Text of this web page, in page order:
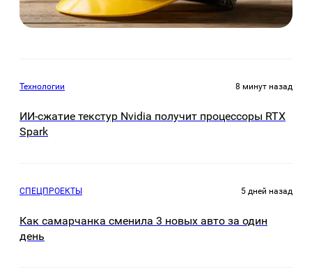
Технологии 8 минут назад
ИИ-сжатие текстур Nvidia получит процессоры RTX
Spark
СПЕЦПРОЕКТЫ 5 дней назад
Как самарчанка сменила 3 новых авто за один
день